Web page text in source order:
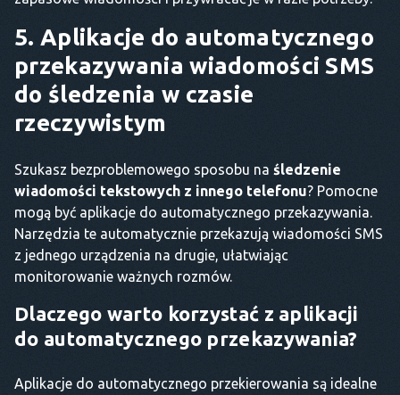
5. Aplikacje do automatycznego
przekazywania wiadomości SMS
do śledzenia w czasie
rzeczywistym
Szukasz bezproblemowego sposobu na śledzenie
wiadomości tekstowych z innego telefonu? Pomocne
mogą być aplikacje do automatycznego przekazywania.
Narzędzia te automatycznie przekazują wiadomości SMS
z jednego urządzenia na drugie, ułatwiając
monitorowanie ważnych rozmów.
Dlaczego warto korzystać z aplikacji
do automatycznego przekazywania?
Aplikacje do automatycznego przekierowania są idealne